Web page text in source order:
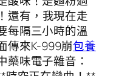
還有，我現在走
每隔三小時的溫
傳來K-999崩包養
藥味電子雜音：